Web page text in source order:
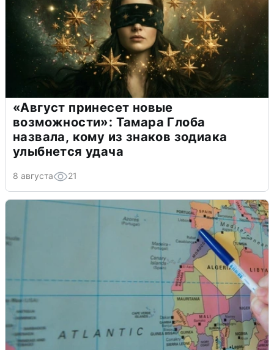
«Август принесет новые
возможности»: Тамара Глоба
назвала, кому из знаков зодиака
улыбнется удача
8 августа 21